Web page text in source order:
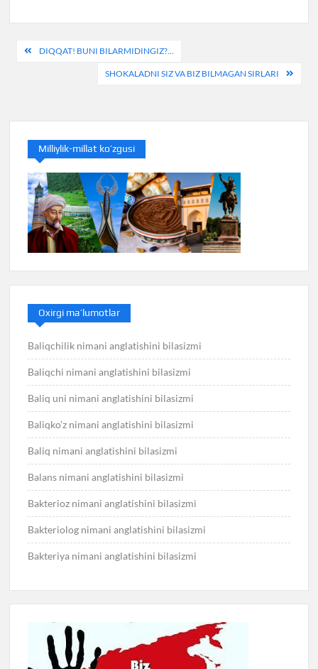
PostDIQQAT! BUNI BILARMIDINGIZ?…
SHOKALADNI SIZ VA BIZ BILMAGAN SIRLARI
Milliylik-millat ko’zgusi
Oxirgi ma’lumotlar
Baliqchilik nimani anglatishini bilasizmi
Baliqchi nimani anglatishini bilasizmi
Baliq uni nimani anglatishini bilasizmi
Baliqko’z nimani anglatishini bilasizmi
Baliq nimani anglatishini bilasizmi
Balans nimani anglatishini bilasizmi
Bakterioz nimani anglatishini bilasizmi
Bakteriolog nimani anglatishini bilasizmi
Bakteriya nimani anglatishini bilasizmi